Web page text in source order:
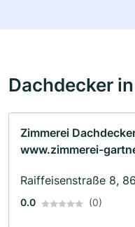
Dachdecker
Zimmerei
www.zimmerei-
Raiffeisenstraße 8,
0.0 (0)